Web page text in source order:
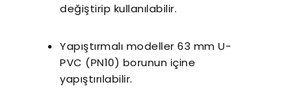
değiştirip kullanılabilir.
Yapıştırmalı modeller 63 mm U-
PVC (PN10) borunun içine
yapıştırılabilir.